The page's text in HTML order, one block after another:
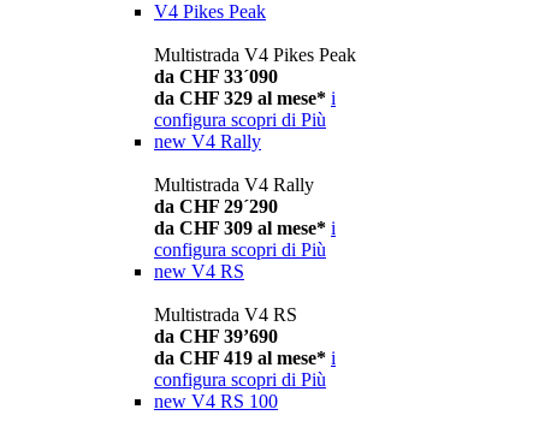
V4 Pikes Peak
Multistrada V4 Pikes Peak
da CHF 33´090
da CHF 329 al mese* i
configura scopri di Più
new V4 Rally
Multistrada V4 Rally
da CHF 29´290
da CHF 309 al mese* i
configura scopri di Più
new V4 RS
Multistrada V4 RS
da CHF 39’690
da CHF 419 al mese* i
configura scopri di Più
new V4 RS 100